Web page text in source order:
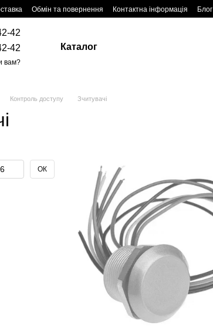
контентуОбмін та повернення Контактна інформація Блог
42
42
вам?
Каталог
Контроль доступу Зчитувачі
ОК